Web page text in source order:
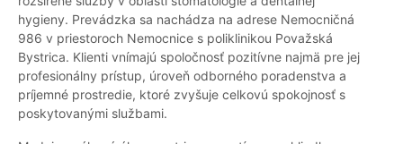
hygieny. Prevádzka sa nachádza na adrese Nemocničná
986 v priestoroch Nemocnice s poliklinikou Považská
Bystrica. Klienti vnímajú spoločnosť pozitívne najmä pre jej
profesionálny prístup, úroveň odborného poradenstva a
príjemné prostredie, ktoré zvyšuje celkovú spokojnosť s
poskytovanými službami.